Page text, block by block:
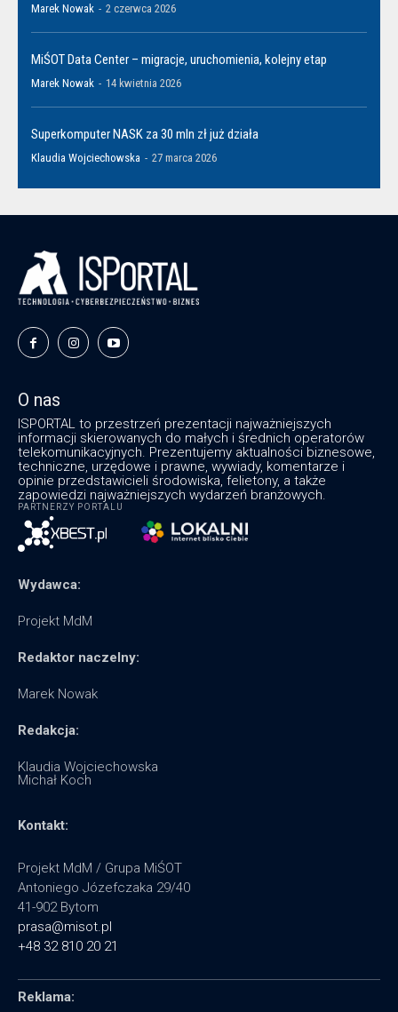
Marek Nowak - 2 czerwca 2026
MiŚOT Data Center – migracje, uruchomienia, kolejny etap
Marek Nowak - 14 kwietnia 2026
Superkomputer NASK za 30 mln zł już działa
Klaudia Wojciechowska - 27 marca 2026
O nas
ISPORTAL to przestrzeń prezentacji najważniejszych
informacji skierowanych do małych i średnich operatorów
telekomunikacyjnych. Prezentujemy aktualności biznesowe,
techniczne, urzędowe i prawne, wywiady, komentarze i
opinie przedstawicieli środowiska, felietony, a także
zapowiedzi najważniejszych wydarzeń branżowych.
PARTNERZY PORTALU
Wydawca:
Projekt MdM
Redaktor naczelny:
Marek Nowak
Redakcja:
Klaudia Wojciechowska
Michał Koch
Kontakt:
Projekt MdM / Grupa MiŚOT
Antoniego Józefczaka 29/40
41-902 Bytom
prasa@misot.pl
+48 32 810 20 21
Reklama: